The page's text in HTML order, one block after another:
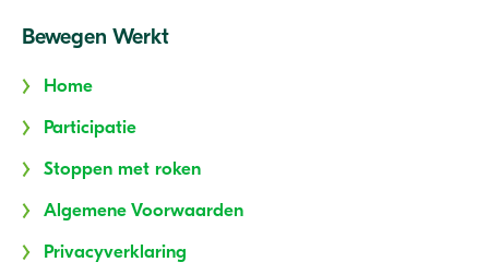
Bewegen Werkt
Home
Participatie
Stoppen met roken
Algemene Voorwaarden
Privacyverklaring